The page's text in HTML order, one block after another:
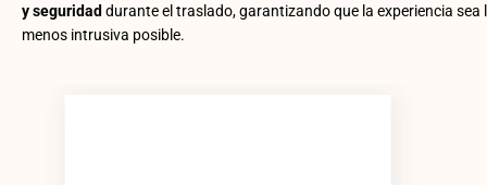
y seguridad durante el traslado, garantizando que la experiencia sea
menos intrusiva posible.